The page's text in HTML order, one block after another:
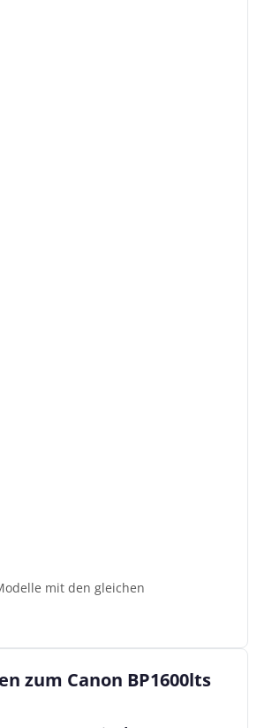
mit den gleichen
zum Canon BP1600lts